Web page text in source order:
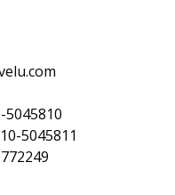
5045810
5045811